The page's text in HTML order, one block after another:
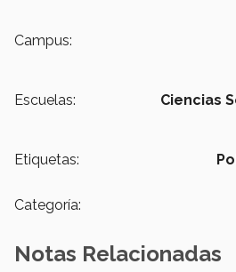
Campus:
Escuelas: Ciencias
Etiquetas:
Categoría:
Notas Relacionadas